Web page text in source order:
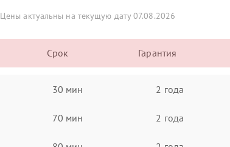
Цены актуальны на текущую дату 07.08.2026
Срок Гарантия
30 мин 2 года
70 мин 2 года